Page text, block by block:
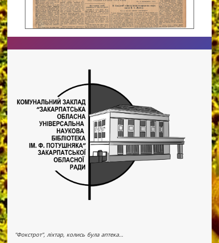
"Фокстрот", ліхтар, колись була аптека...